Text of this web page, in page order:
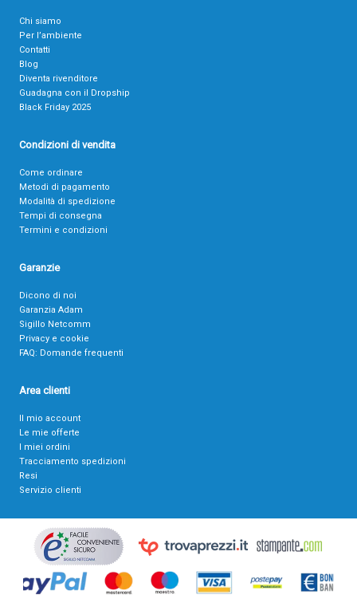
Chi siamo
Per l’ambiente
Contatti
Blog
Diventa rivenditore
Guadagna con il Dropship
Black Friday 2025
Condizioni di vendita
Come ordinare
Metodi di pagamento
Modalità di spedizione
Tempi di consegna
Termini e condizioni
Garanzie
Dicono di noi
Garanzia Adam
Sigillo Netcomm
Privacy e cookie
FAQ: Domande frequenti
Area clienti
Il mio account
Le mie offerte
I miei ordini
Tracciamento spedizioni
Resi
Servizio clienti